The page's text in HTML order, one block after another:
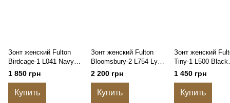
Зонт женский Fulton
Birdcage-1 L041 Navy
Синий (L041-024157)
1 850 грн
Купить
Зонт женский Fulton
Bloomsbury-2 L754 Lynx
Рысь (L754-034941)
2 200 грн
Купить
Зонт женский
Tiny-1 L500 Black
Черный (L500-
1 450 грн
Купить